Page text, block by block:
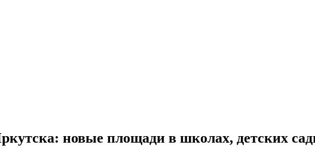
новые площади в школах, детских